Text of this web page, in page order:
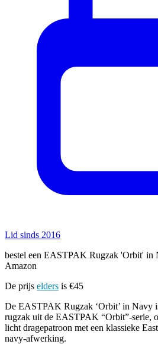
Lid sinds 2016
bestel een EASTPAK Rugzak 'Orbit' in
Amazon
De prijs elders is €45
De EASTPAK Rugzak ‘Orbit’ in Navy
rugzak uit de EASTPAK “Orbit”‑serie,
licht dragepatroon met een klassieke
navy‑afwerking.